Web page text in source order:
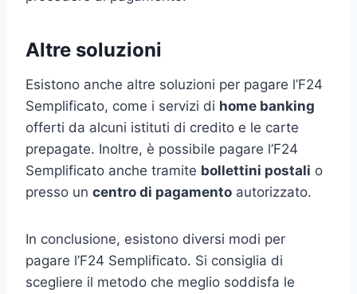
Altre soluzioni
Esistono anche altre soluzioni per pagare l’F24
Semplificato, come i servizi di home banking
offerti da alcuni istituti di credito e le carte
prepagate. Inoltre, è possibile pagare l’F24
Semplificato anche tramite bollettini postali o
presso un centro di pagamento autorizzato.
In conclusione, esistono diversi modi per
pagare l’F24 Semplificato. Si consiglia di
scegliere il metodo che meglio soddisfa le